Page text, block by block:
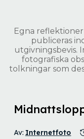
Egna
publiceras
utgivningsbevis.
fotografiska
tolkningar som
Av: Internetfoto